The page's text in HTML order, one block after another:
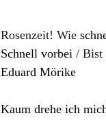
Rosenzeit! Wie
Schnell vorbei / Bist
Eduard Mörike
Kaum drehe ich